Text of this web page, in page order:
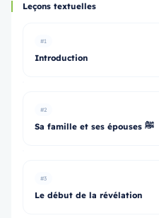
Leçons textuelles
#1
Introduction
#2
Sa famille et ses épouses ﷺ
#3
Le début de la révélation